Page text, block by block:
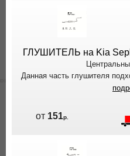
ГЛУШИТЕЛЬ на Kia
Данная часть глушителя
от 151р.